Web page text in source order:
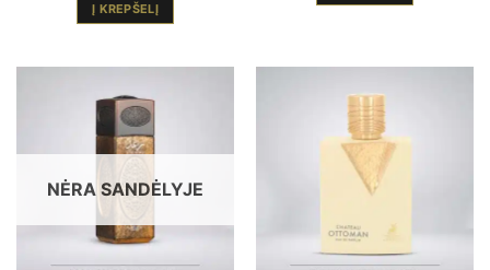
Į KREPŠELĮ
NĖRA SANDĖLYJE